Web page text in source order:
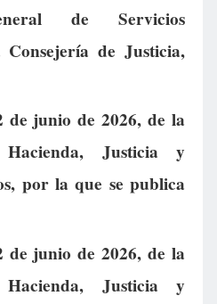
de Servicios
de Justicia,
de junio de 2026, de la
Justicia y
por la que se publica
de junio de 2026, de la
Justicia y